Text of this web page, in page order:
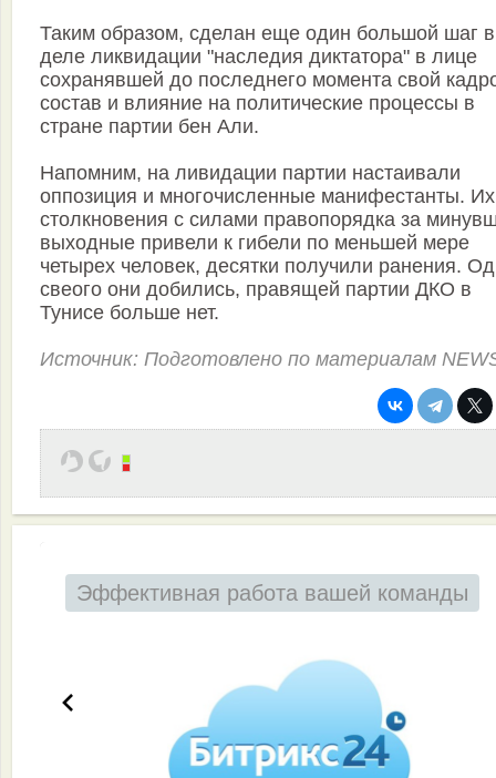
Таким образом, сделан еще один большой шаг в
деле ликвидации "наследия диктатора" в лице
сохранявшей до последнего момента свой
состав и влияние на политические процессы в
стране партии бен Али.
Напомним, на ливидации партии настаивали
оппозиция и многочисленные манифестанты. Их
столкновения с силами правопорядка за
выходные привели к гибели по меньшей мере
четырех человек, десятки получили ранения.
свеого они добились, правящей партии ДКО в
Тунисе больше нет.
Источник: Подготовлено по материалам
Эффективная работа вашей команды